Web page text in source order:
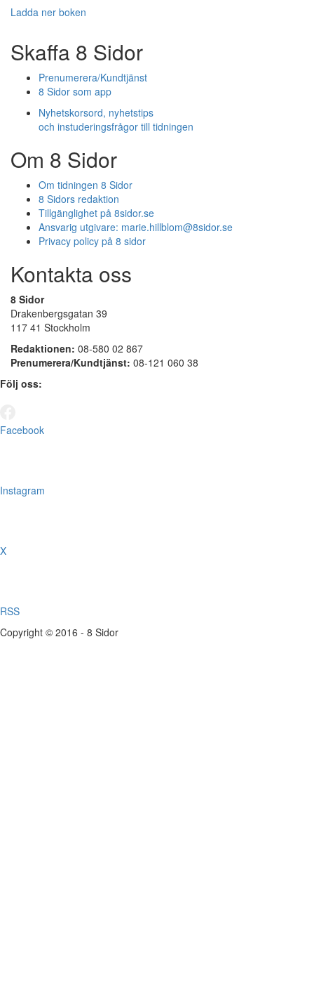
Ladda ner boken
Skaffa 8 Sidor
Prenumerera/Kundtjänst
8 Sidor som app
Nyhetskorsord, nyhetstips
och instuderingsfrågor till tidningen
Om 8 Sidor
Om tidningen 8 Sidor
8 Sidors redaktion
Tillgänglighet på 8sidor.se
Ansvarig utgivare: marie.hillblom@8sidor.se
Privacy policy på 8 sidor
Kontakta oss
8 Sidor
Drakenbergsgatan 39
117 41 Stockholm
Redaktionen: 08-580 02 867
Prenumerera/Kundtjänst: 08-121 060 38
Följ oss:
Facebook
Instagram
X
RSS
Copyright © 2016 - 8 Sidor